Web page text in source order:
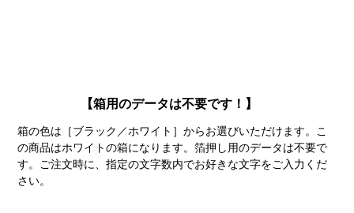
【箱用のデータは不要です！】
箱の色は［ブラック／ホワイト］からお選びいただけます。こ
の商品はホワイトの箱になります。箔押し用のデータは不要で
す。ご注文時に、指定の文字数内でお好きな文字をご入力くだ
さい。